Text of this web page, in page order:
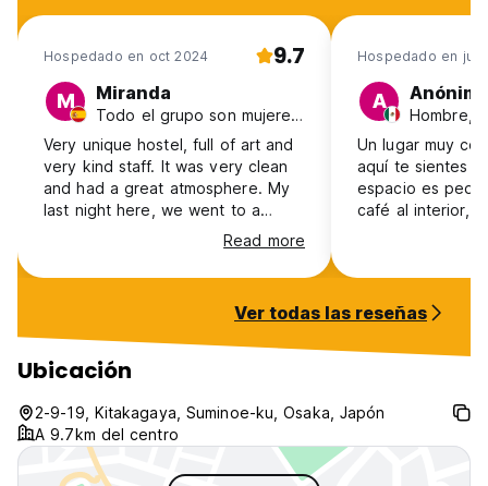
Hospedado en oct 2024 9.7
M Miranda
Todo el grupo son mujeres, 18-24, España
Very unique hostel, full of art and
very kind staff. It was very clean
and had a great atmosphere. My
last night here, we went to a
karaoke, great way to sayRead more
Hospedado en jul
A
Hombre,
Un lugar muy
aquí te sientes
espacio es
café al interior,
muchos
jaja. Esta muy
mercado, a un
Ver todas las reseñas
Ubicación
2-9-19, Kitakagaya, Suminoe-ku, Osaka, Japón
A 9.7km del centro